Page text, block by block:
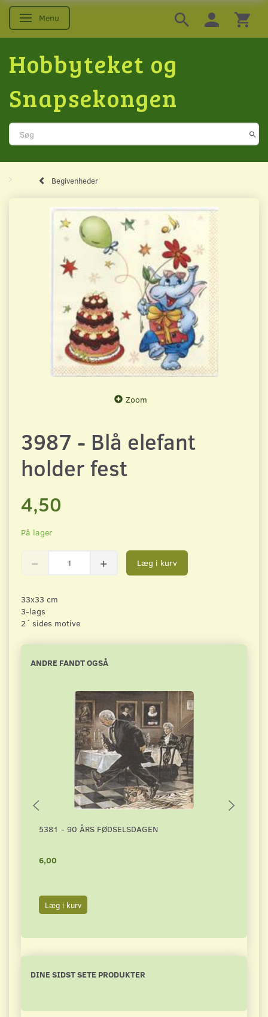
Skifte navigation
Menu
Hobbyteket og
Snapsekongen
Begivenheder
Zoom
3987 - Blå elefant
holder fest
4,50
På lager
Læg i kurv
33x33 cm
3-lags
2´ sides motive
ANDRE FANDT OGSÅ
5381 - 90 ÅRS FØDSELSDAGEN
6,00
Læg i kurv
DINE SIDST SETE PRODUKTER